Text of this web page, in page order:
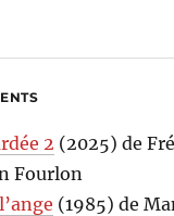
2 (2025) de
Fourlon
(1985) de